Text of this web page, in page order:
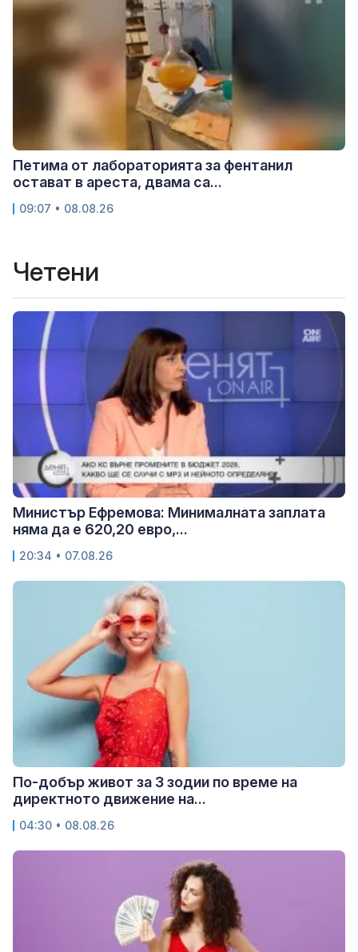
Петима от лабораторията за фентанил
остават в ареста, двама са...
09:07 • 08.08.26
Четени
Министър Ефремова: Минималната заплата
няма да е 620,20 евро,...
20:34 • 07.08.26
По-добър живот за 3 зодии по време на
директното движение на...
04:30 • 08.08.26